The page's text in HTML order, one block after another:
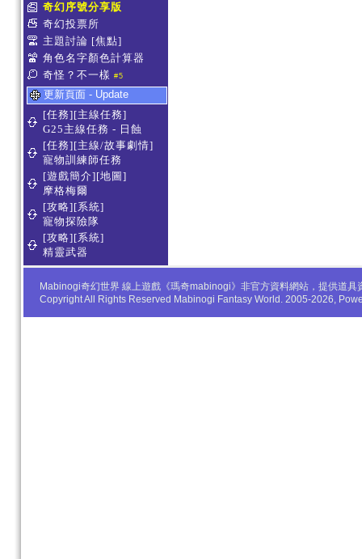
奇幻序號分享版
奇幻投票所
主題討論 [焦點]
角色名字顏色計算器
奇怪？不一樣 #5
更新頁面 - Update
[任務][主線任務]
G25主線任務 - 日蝕
[任務][主線/故事劇情]
寵物訓練師任務
[遊戲簡介][地圖]
摩格梅爾
[攻略][系統]
寵物探險隊
[攻略][系統]
精靈武器
Mabinogi奇幻世界 線上遊戲《瑪奇mabinogi》非官方資料網站，提供道
Copyright All Rights Reserved Mabinogi Fantasy World. 2005-2026,